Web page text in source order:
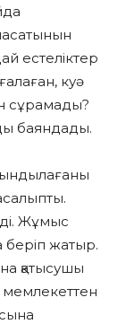
естеліктер
куә
сұрамады?
баяндады.
Жұмыс
беріп жатыр.
қатысушы
мемлекеттен